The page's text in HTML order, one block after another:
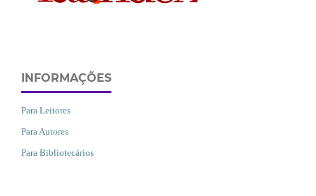
INFORMAÇÕES
Para Leitores
Para Autores
Para Bibliotecários